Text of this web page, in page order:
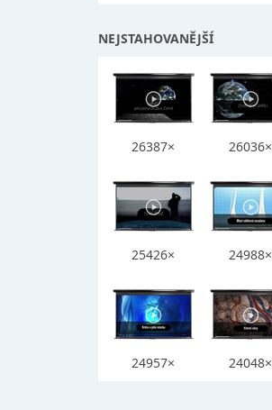
NEJSTAHOVANĚJŠÍ
26387× 26036×
25426× 24988×
24957× 24048×